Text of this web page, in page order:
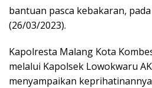
bantuan pasca kebakaran,
(26/03/2023).
Kapolresta Malang Kota
melalui Kapolsek Lowokwaru
menyampaikan